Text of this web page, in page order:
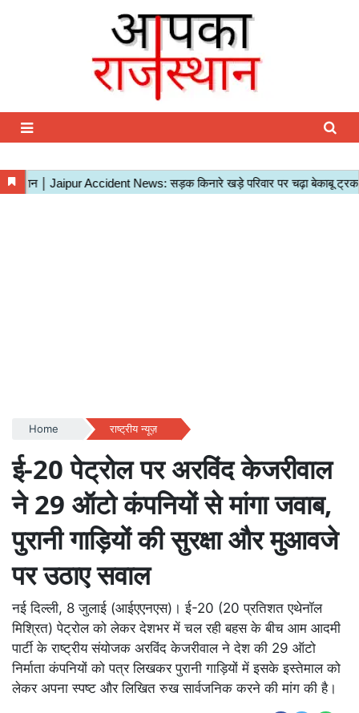
Home राष्ट्रीय न्यूज़
ई-20 पेट्रोल पर अरविंद केजरीवाल
ने 29 ऑटो कंपनियों से मांगा जवाब,
पुरानी गाड़ियों की सुरक्षा और मुआवजे
पर उठाए सवाल
नई दिल्ली, 8 जुलाई (आईएएनएस)। ई-20 (20 प्रतिशत एथेनॉल
मिश्रित) पेट्रोल को लेकर देशभर में चल रही बहस के बीच आम आदमी
पार्टी के राष्ट्रीय संयोजक अरविंद केजरीवाल ने देश की 29 ऑटो
निर्माता कंपनियों को पत्र लिखकर पुरानी गाड़ियों में इसके इस्तेमाल को
लेकर अपना स्पष्ट और लिखित रुख सार्वजनिक करने की मांग की है।